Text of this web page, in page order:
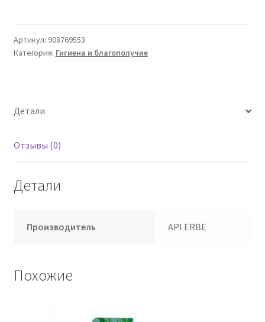
SPORT
VEG
Артикул: 908769553
Категория: Гигиена и благополучие
Детали
Отзывы (0)
Детали
Производитель API ERBE
Похожие